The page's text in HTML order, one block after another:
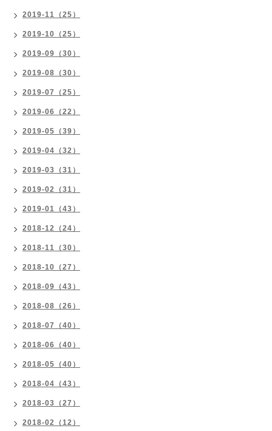
2019-11（25）
2019-10（25）
2019-09（30）
2019-08（30）
2019-07（25）
2019-06（22）
2019-05（39）
2019-04（32）
2019-03（31）
2019-02（31）
2019-01（43）
2018-12（24）
2018-11（30）
2018-10（27）
2018-09（43）
2018-08（26）
2018-07（40）
2018-06（40）
2018-05（40）
2018-04（43）
2018-03（27）
2018-02（12）